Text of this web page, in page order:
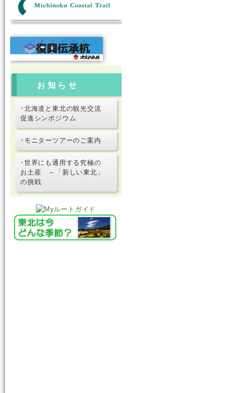
お知らせ
･北海道と東北の観光交流
促進シンポジウム
･モニターツアーのご案内
･世界にも通用する究極の
お土産 ～「新しい東北」
の挑戦